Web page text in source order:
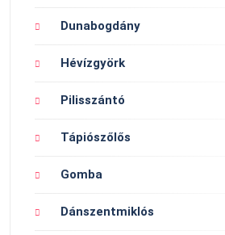
Dunabogdány
Hévízgyörk
Pilisszántó
Tápiószőlős
Gomba
Dánszentmiklós